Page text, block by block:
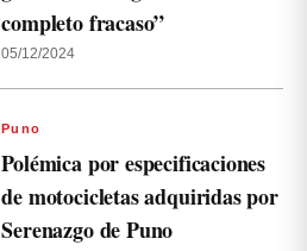
completo fracaso”
05/12/2024
Puno
Polémica por especificaciones
de motocicletas adquiridas por
Serenazgo de Puno